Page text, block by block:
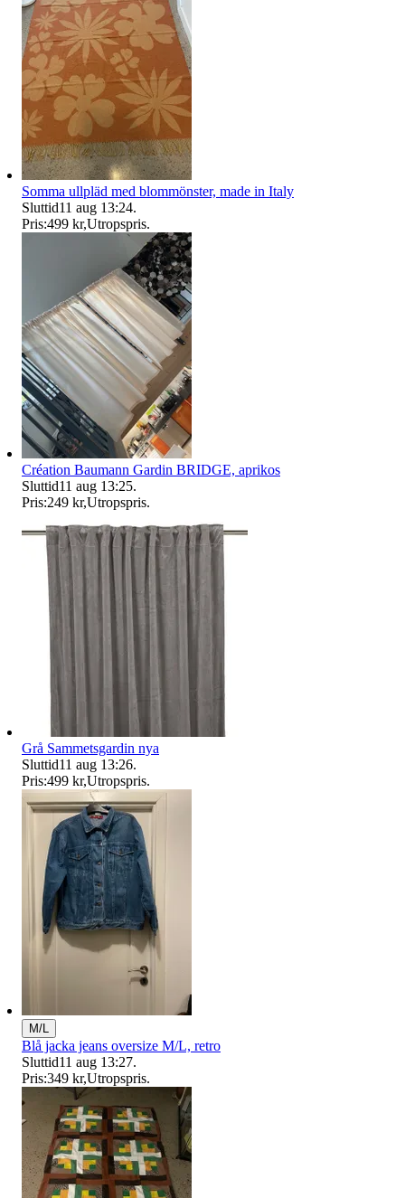
Somma ullpläd med blommönster, made in Italy
Sluttid11 aug 13:24.
Pris:499 kr,Utropspris.
Création Baumann Gardin BRIDGE, aprikos
Sluttid11 aug 13:25.
Pris:249 kr,Utropspris.
Grå Sammetsgardin nya
Sluttid11 aug 13:26.
Pris:499 kr,Utropspris.
M/L
Blå jacka jeans oversize M/L, retro
Sluttid11 aug 13:27.
Pris:349 kr,Utropspris.